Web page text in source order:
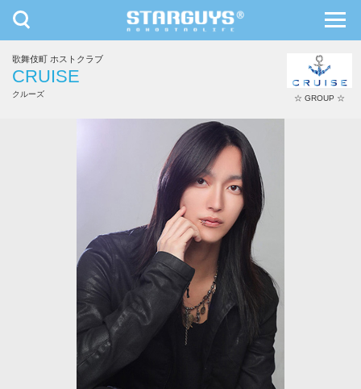
九州・沖縄 北海道・東北
toggle
navigation
歌舞伎町 ホストクラブ
CRUISE
クルーズ ☆ GROUP ☆
なつ